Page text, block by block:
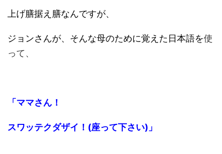
上げ膳据え膳なんですが、
ジョンさんが、そんな母のために覚えた日本語を使
って、
「ママさん！
スワッテクダザイ！(座って下さい)」